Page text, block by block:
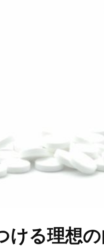
ける理想